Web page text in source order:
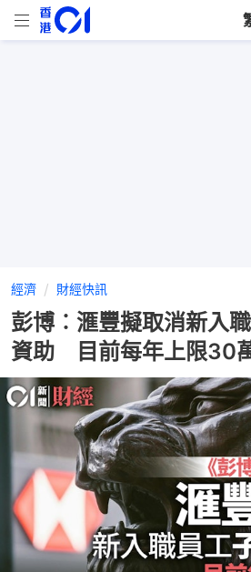
經濟 財經快訊
彭博︰滙豐擬取消新入
資助 目前每年上限30